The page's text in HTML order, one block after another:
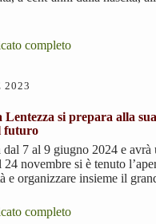
completo
2023
si prepara alla
futuro
dal 7 al 9 giugno 2024 e avrà
novembre si è tenuto
e organizzare insieme il
completo